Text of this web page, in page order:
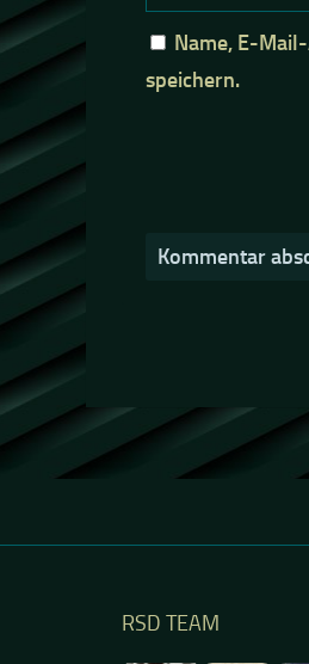
Name, E-
speichern.